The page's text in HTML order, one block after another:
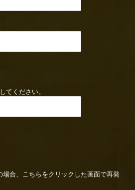
てください。
合、こちらをクリックした画面で再発